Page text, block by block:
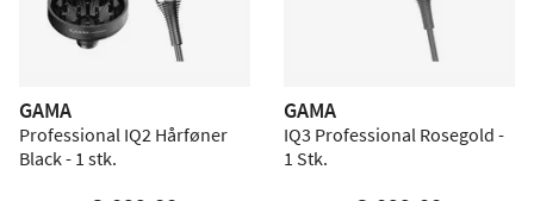
GAMA
Professional IQ2 Hårføner
Black - 1 stk.
GAMA
IQ3 Professional Rosegold -
1 Stk.